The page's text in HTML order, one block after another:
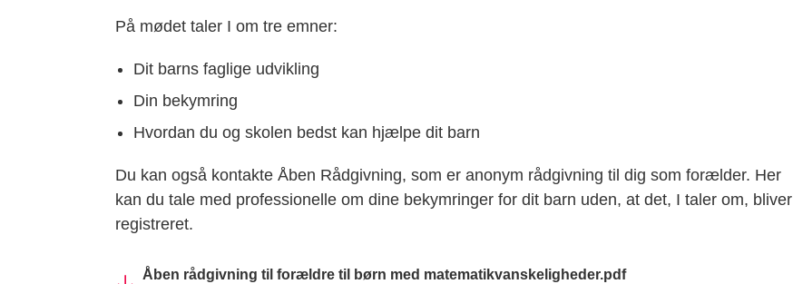
På mødet taler I om tre emner:
Dit barns faglige udvikling
Din bekymring
Hvordan du og skolen bedst kan hjælpe dit barn
Du kan også kontakte Åben Rådgivning, som er anonym rådgivning til dig som forælder. Her
kan du tale med professionelle om dine bekymringer for dit barn uden, at det, I taler om, bliver
registreret.
Åben rådgivning til forældre til børn med matematikvanskeligheder.pdf